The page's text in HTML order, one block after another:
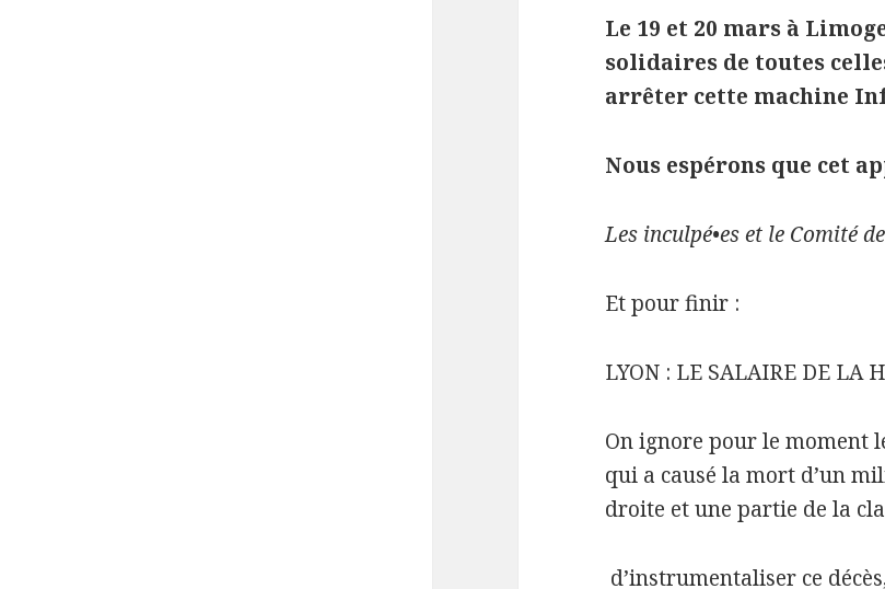
Le 19 et 20 mars à
solidaires de toutes
arrêter cette machine
Nous espérons que cet
Les inculpé•es et le Comité
Et pour finir :
LYON : LE SALAIRE DE LA
On ignore pour le moment
qui a causé la mort d’un
droite et une partie de la
d’instrumentaliser ce